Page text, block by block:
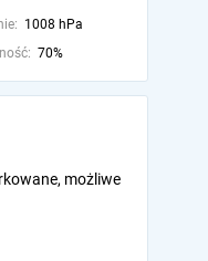
1008 hPa
70%
możliwe